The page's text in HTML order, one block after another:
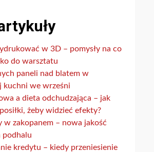
w 3D – pomysły na co
do warsztatu
paneli nad blatem w
kuchni we wrześni
a dieta odchudzająca – jak
żeby widzieć efekty?
w zakopanem – nowa jakość
podhalu
kredytu – kiedy przeniesienie